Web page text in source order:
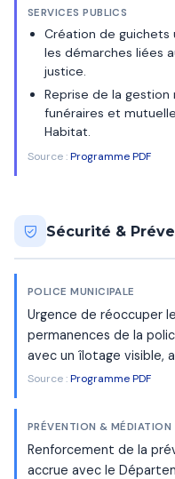
SERVICES PUBLICS
Création de guichets
les démarches liées
justice.
Reprise de la gestion
funéraires et
Habitat.
Source :Programme PDF
Sécurité &
POLICE MUNICIPALE
Urgence de réoccuper
permanences de la
avec un îlotage visible,
Source :Programme PDF
PRÉVENTION & MÉDIATION
Renforcement de la
accrue avec le